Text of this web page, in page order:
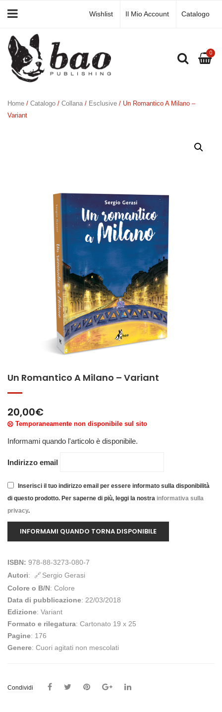
Wishlist Il Mio Account Catalogo
0
Home / Catalogo / Collana / Esclusive / Un Romantico A Milano –
Variant
Un Romantico A Milano – Variant
20,00€
Temporaneamente non disponibile sul sito
Informami quando l'articolo è disponibile.
Indirizzo email
Inserisci il tuo indirizzo email per essere informato sulla disponibilità
di questo prodotto. Per saperne di più, leggi la nostra informativa sulla
privacy.
ISBN: 978-88-3273-080-7
Autori:
Sergio Gerasi
Colore o B/N: Colore
Data di pubblicazione: 22/03/2018
Edizione: Variant
Formato e rilegatura: Cartonato 19 x 25
Pagine: 176
Genere: Cuori agitati non mescolati
Condividi